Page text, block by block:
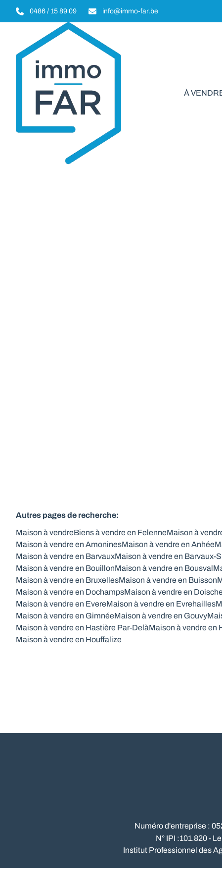
Aller au contenu principal
0486 / 15 89 09 info@immo-far.be
À
Autres pages de recherche:
Maison à vendreBiens à vendre en FelenneMaison à
Maison à vendre en AmoninesMaison à vendre en Anhée
Maison à vendre en BarvauxMaison à vendre en Barvaux-
Maison à vendre en BouillonMaison à vendre en Bousval
Maison à vendre en BruxellesMaison à vendre en Buisson
Maison à vendre en DochampsMaison à vendre en
Maison à vendre en EvereMaison à vendre en Evrehailles
Maison à vendre en GimnéeMaison à vendre en Gouvy
Maison à vendre en Hastière Par-DelàMaison à vendre en
Maison à vendre en Houffalize
Numéro d'entreprise :
N° IPI :101.820 - Le
Institut Professionnel des